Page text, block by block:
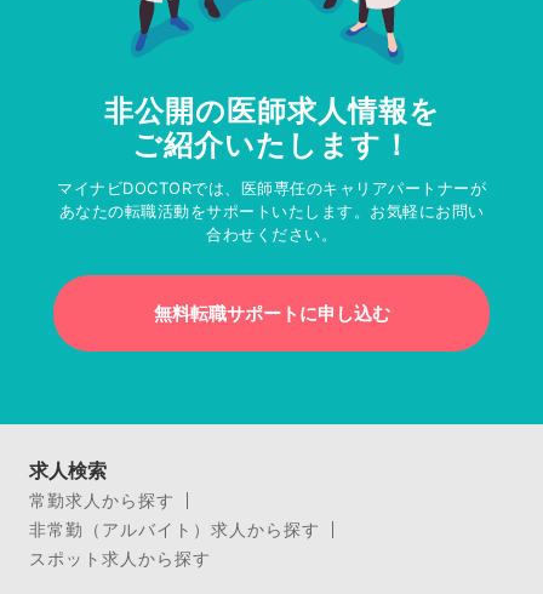
非公開の医師求人情報を
ご紹介いたします！
マイナビDOCTORでは、医師専任のキャリアパートナーが
あなたの転職活動をサポートいたします。お気軽にお問い
合わせください。
無料転職サポートに申し込む
求人検索
常勤求人から探す
非常勤（アルバイト）求人から探す
スポット求人から探す